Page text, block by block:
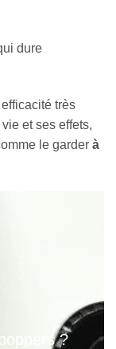
dure
très
et ses effets,
le garder à
?